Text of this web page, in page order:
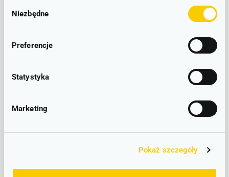
zgody
Niezbędne
Preferencje
Statystyka
Marketing
Pokaż szczegóły
Görlitz - Wrocław Główny
Görlitz